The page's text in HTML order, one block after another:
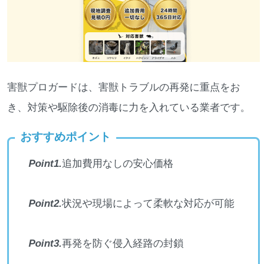
害獣プロガードは、害獣トラブルの再発に重点をお
き、対策や駆除後の消毒に力を入れている業者です。
おすすめポイント
Point1.追加費用なしの安心価格
Point2.状況や現場によって柔軟な対応が可能
Point3.再発を防ぐ侵入経路の封鎖